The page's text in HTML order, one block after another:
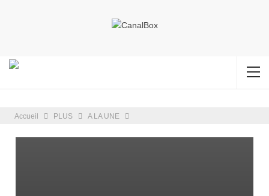
Accueil PLUS A LA UNE